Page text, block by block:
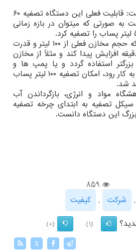
این پژوهشگر اظهار داشت: قابلیت فعلی این دستگاه تصفیه ۶۰
به صورتی که میتوان در بازه زمانی
وی اضافه کرد: درصورتیکه حجم مخازن فعلی از ۱۰۰ لیتر و قدرت
افزایش پیدا کند و مثلاً از مخازن
بزرگتر استفاده گردد و یا پمپ ها و
میکسرهای قدرتمندتری به کار رود، امکان تصفیه ۱۰۰ لیتر پساب
شد.
مواد و انرژی، بازگرداندن آب
سیکل تصفیه به ابتدای چرخه تصفیه
این دستگاه دانست.
859
, شركت ,
كیفیت
(1)
(0)
X